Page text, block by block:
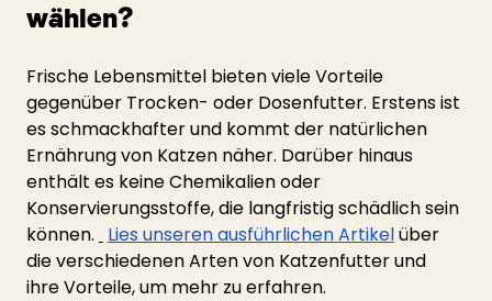
wählen?
Frische Lebensmittel bieten viele Vorteile
gegenüber Trocken- oder Dosenfutter. Erstens ist
es schmackhafter und kommt der natürlichen
Ernährung von Katzen näher. Darüber hinaus
enthält es keine Chemikalien oder
Konservierungsstoffe, die langfristig schädlich sein
können.
Lies unseren ausführlichen Artikelüber
die verschiedenen Arten von Katzenfutter und
ihre Vorteile, um mehr zu erfahren.